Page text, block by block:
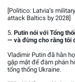
[Politico: Latvia’s
attack Baltics by 2028]
5. Putin nói với Tổng
— và đừng cho rằng tôi
Vladimir Putin đã hằn
gặp mặt để đàm phán
tổng thống Ukraine.